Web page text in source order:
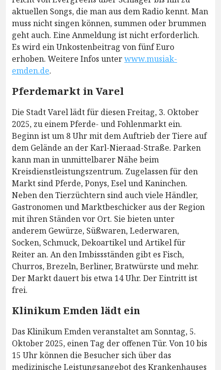
aktuellen Songs, die man aus dem Radio kennt. Man
muss nicht singen können, summen oder brummen
geht auch. Eine Anmeldung ist nicht erforderlich.
Es wird ein Unkostenbeitrag von fünf Euro
erhoben. Weitere Infos unterwww.musiak-
emden.de.
Pferdemarkt in Varel
Die Stadt Varel lädt für diesen Freitag, 3. Oktober
2025, zu einem Pferde- und Fohlenmarkt ein.
Beginn ist um 8 Uhr mit dem Auftrieb der Tiere auf
dem Gelände an der Karl-Nieraad-Straße. Parken
kann man in unmittelbarer Nähe beim
Kreisdienstleistungszentrum. Zugelassen für den
Markt sind Pferde, Ponys, Esel und Kaninchen.
Neben den Tierzüchtern sind auch viele Händler,
Gastronomen und Marktbeschicker aus der Region
mit ihren Ständen vor Ort. Sie bieten unter
anderem Gewürze, Süßwaren, Lederwaren,
Socken, Schmuck, Dekoartikel und Artikel für
Reiter an. An den Imbissständen gibt es Fisch,
Churros, Brezeln, Berliner, Bratwürste und mehr.
Der Markt dauert bis etwa 14 Uhr. Der Eintritt ist
frei.
Klinikum Emden lädt ein
Das Klinikum Emden veranstaltet am Sonntag, 5.
Oktober 2025, einen Tag der offenen Tür. Von 10 bis
15 Uhr können die Besucher sich über das
medizinische Leistungsangebot des Krankenhauses